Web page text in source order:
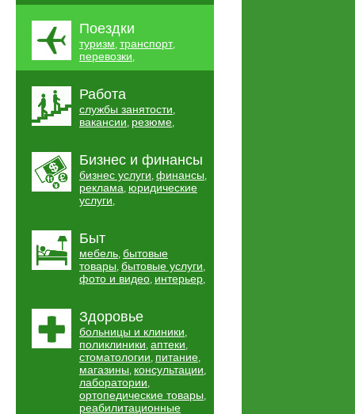
Поездки
туризм, транспорт,
перевозки,
Работа
службы занятости,
вакансии, резюме,
Бизнес и финансы
бизнес услуги, финансы,
реклама, юридические
услуги,
Быт
мебель, бытовые
товары, бытовые услуги,
фото и видео, интерьер,
Здоровье
больницы и клиники,
поликлиники, аптеки,
стоматологии, питание,
магазины, консультации,
лаборатории,
ортопедические товары,
реабилитационные